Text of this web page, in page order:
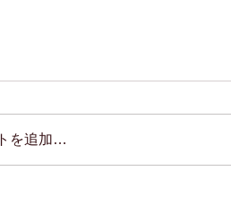
を追加…